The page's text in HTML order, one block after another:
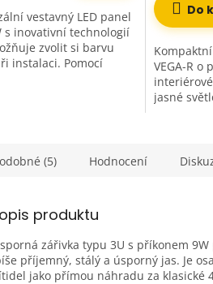
vestavný LED panel
s inovativní technologií
zvolit si barvu
instalaci. Pomocí
Do
VEGA-R o
jasné
(5) Hodnocení
produktu
zářivka typu 3U s příkonem
příjemný, stálý a úsporný jas. Je
jako přímou náhradu za klasické